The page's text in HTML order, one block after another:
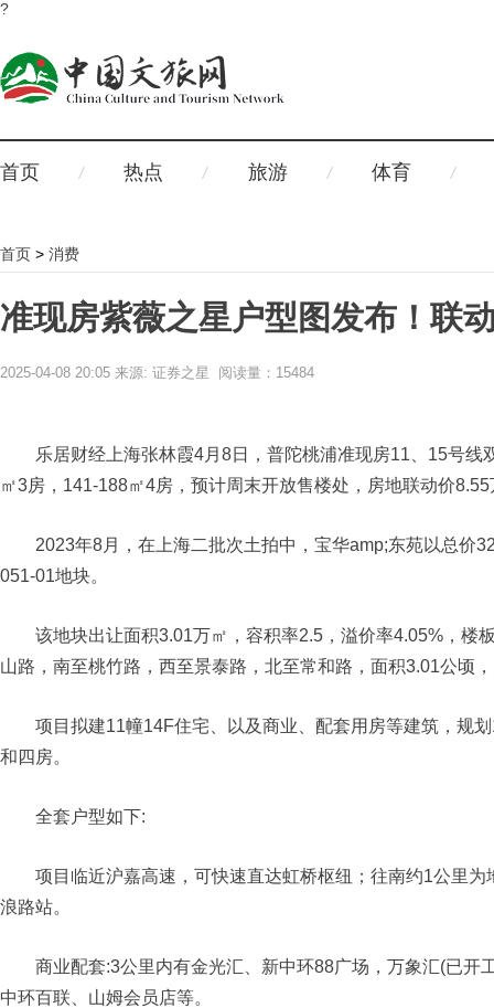
?
首页 热点 旅游 体育
首页 > 消费
准现房紫薇之星户型图发布！联
2025-04-08 20:05 来源: 证券之星 阅读量：15484
乐居财经上海张林霞4月8日，普陀桃浦准现房11、15号
㎡3房，141-188㎡4房，预计周末开放售楼处，房地联动价8.55
2023年8月，在上海二批次土拍中，宝华amp;东苑以总价
051-01地块。
该地块出让面积3.01万㎡，容积率2.5，溢价率4.05%，楼
山路，南至桃竹路，西至景泰路，北至常和路，面积3.01公顷
项目拟建11幢14F住宅、以及商业、配套用房等建筑，规
和四房。
全套户型如下:
项目临近沪嘉高速，可快速直达虹桥枢纽；往南约1公里
浪路站。
商业配套:3公里内有金光汇、新中环88广场，万象汇(已
中环百联、山姆会员店等。